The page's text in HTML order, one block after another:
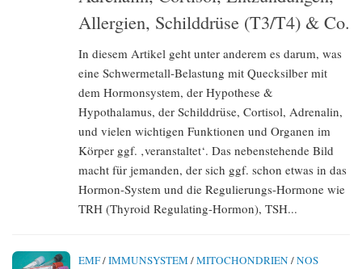
Allergien, Schilddrüse (T3/T4) & Co.
In diesem Artikel geht unter anderem es darum, was
eine Schwermetall-Belastung mit Quecksilber mit
dem Hormonsystem, der Hypothese &
Hypothalamus, der Schilddrüse, Cortisol, Adrenalin,
und vielen wichtigen Funktionen und Organen im
Körper ggf. ‚veranstaltet‘. Das nebenstehende Bild
macht für jemanden, der sich ggf. schon etwas in das
Hormon-System und die Regulierungs-Hormone wie
TRH (Thyroid Regulating-Hormon), TSH...
EMF/IMMUNSYSTEM /MITOCHONDRIEN /NOS